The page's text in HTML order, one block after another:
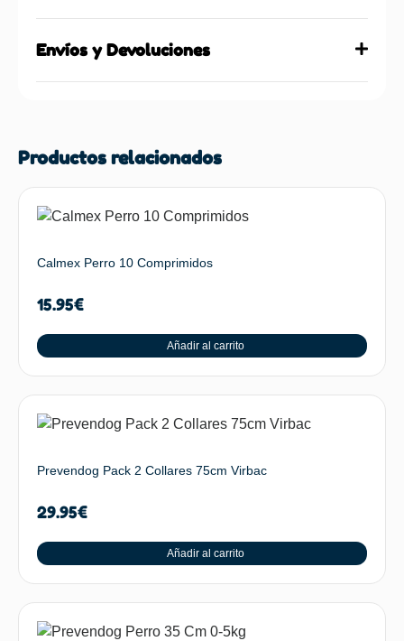
Envíos y Devoluciones
Productos relacionados
Calmex Perro 10 Comprimidos
15.95€
Añadir al carrito
Prevendog Pack 2 Collares 75cm Virbac
29.95€
Añadir al carrito